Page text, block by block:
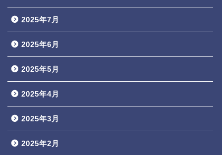
2025年7月
2025年6月
2025年5月
2025年4月
2025年3月
2025年2月